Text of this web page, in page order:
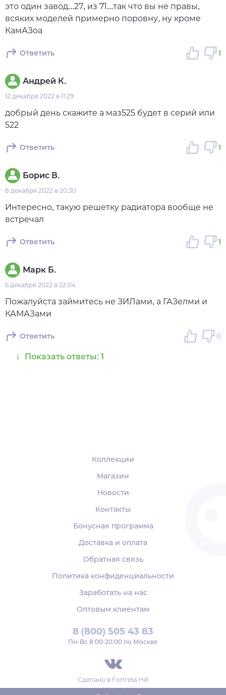
это один завод...27, из 71...так что вы не правы,
всяких моделей примерно поровну, ну кроме
КамАЗоа
Ответить 1
Андрей К.
12 декабря 2022 в 11:29
добрый день скажите а маз525 будет в серий или
522
Ответить 1
Борис В.
8 декабря 2022 в 20:30
Интересно, такую решетку радиатора вообще не
встречал
Ответить 1
Марк Б.
6 декабря 2022 в 22:04
Пожалуйста займитесь не ЗИЛами, а ГАЗелми и
КАМАЗами
Ответить 0
Показать ответы: 1
8 (800) 505 43 83
Пн‑Вс 8:00-20:00 по Москве
Сделано в Fortress Hill
Коллекции
Магазин
Новости
Контакты
Бонусная программа
Доставка и оплата
Обратная связь
Политика конфиденциальности
Заработать на нас
Оптовым клиентам